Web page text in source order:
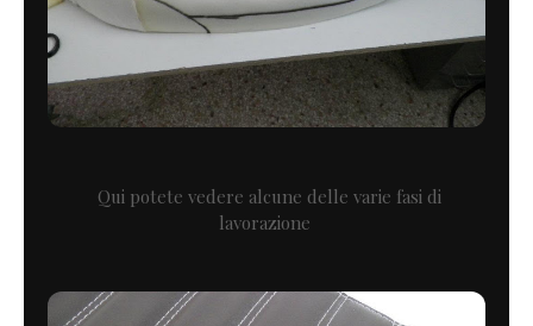
Qui potete vedere alcune delle varie fasi di
lavorazione